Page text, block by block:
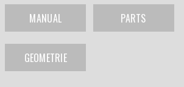
MANUAL PARTS
GEOMETRIE